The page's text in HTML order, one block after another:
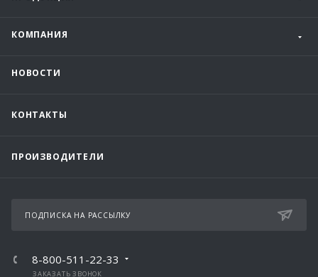
КОМПАНИЯ
НОВОСТИ
КОНТАКТЫ
ПРОИЗВОДИТЕЛИ
ПОДПИСКА НА РАССЫЛКУ
8-800-511-22-33
ЗАКАЗАТЬ ЗВОНОК